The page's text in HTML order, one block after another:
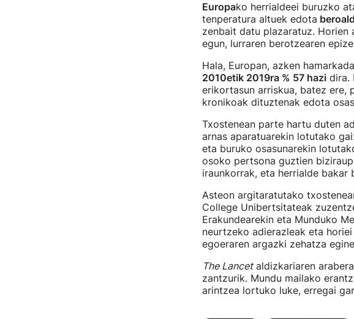
Europako herrialdeei buruzko
tenperatura altuek edota
zenbait datu plazaratuz. Horien
egun, lurraren berotzearen
Hala, Europan, azken
2010etik 2019ra % 57 hazidira.
erikortasun arriskua, batez ere,
kronikoak dituztenak edota
Txostenean parte hartu duten
arnas aparatuarekin lotutako
eta buruko osasunarekin
osoko pertsona guztien
iraunkorrak, eta herrialde bakar
Asteon argitaratutako
College Unibertsitateak
Erakundearekin eta Munduko
neurtzeko adierazleak eta
egoeraren argazki zehatza
The Lancetaldizkariaren
zantzurik. Mundu mailako
arintzea lortuko luke, erregai